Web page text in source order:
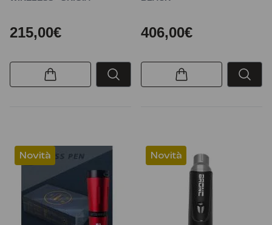
215,00€ 406,00€
Novità Novità